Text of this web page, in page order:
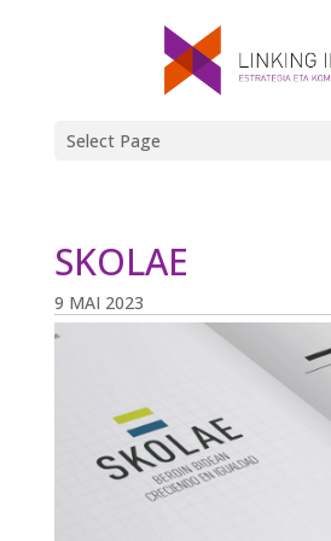
Select Page
SKOLAE
9 MAI 2023